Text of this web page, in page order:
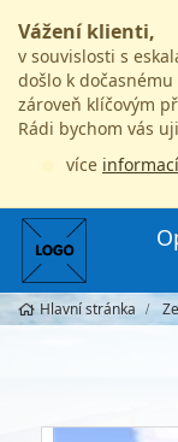
Vážení klienti,
v souvislosti s
došlo k dočasnému
zároveň klíčovým
Rádi bychom vás
více
Hlavní stránka